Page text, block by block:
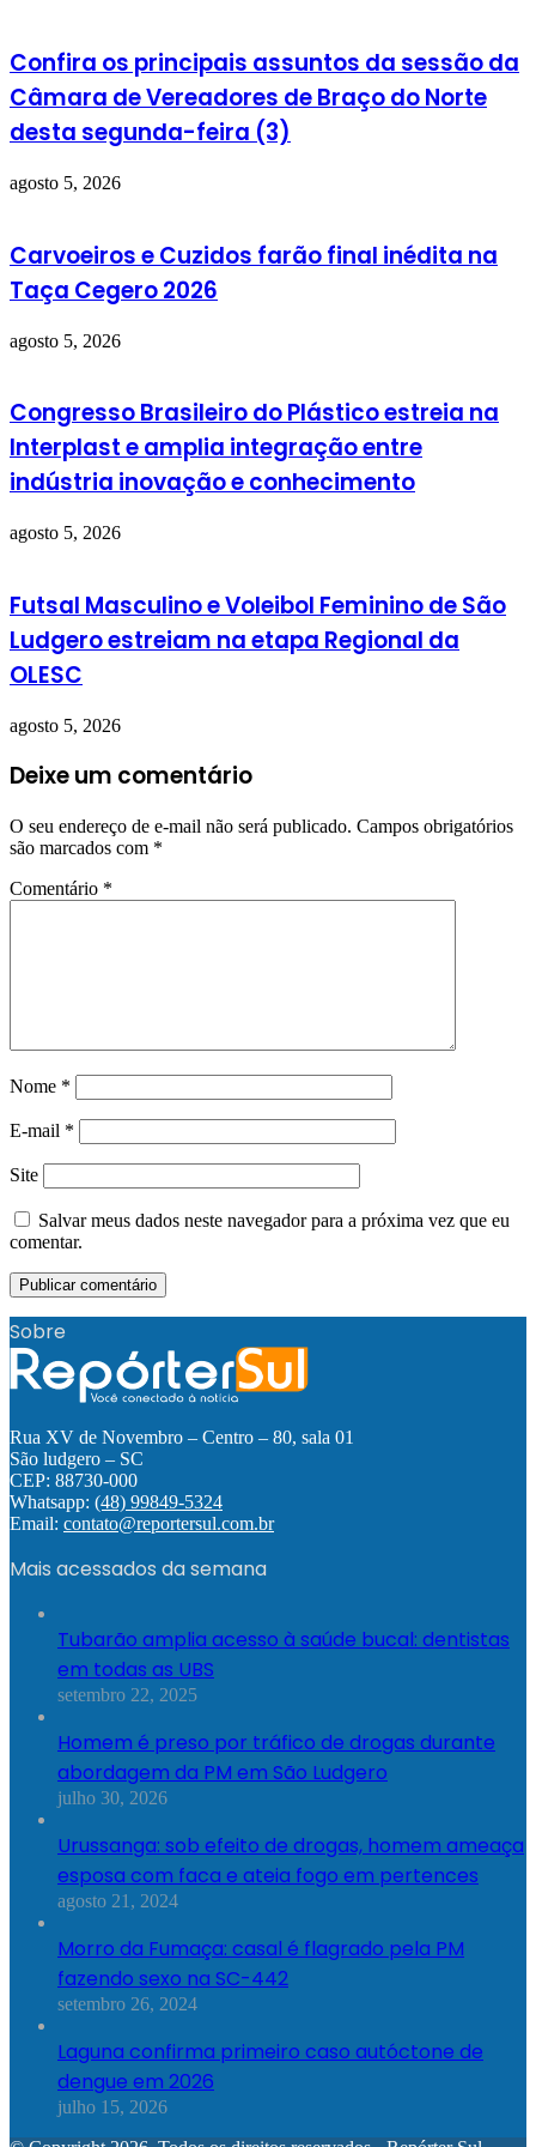
Confira os principais assuntos da sessão da
Câmara de Vereadores de Braço do Norte
desta segunda-feira (3)
agosto 5, 2026
Carvoeiros e Cuzidos farão final inédita na
Taça Cegero 2026
agosto 5, 2026
Congresso Brasileiro do Plástico estreia na
Interplast e amplia integração entre
indústria inovação e conhecimento
agosto 5, 2026
Futsal Masculino e Voleibol Feminino de São
Ludgero estreiam na etapa Regional da
OLESC
agosto 5, 2026
Deixe um comentário
O seu endereço de e-mail não será publicado. Campos obrigatórios
são marcados com *
Comentário *
Nome *
E-mail *
Site
Salvar meus dados neste navegador para a próxima vez que eu
comentar.
Sobre
Rua XV de Novembro – Centro – 80, sala 01
São ludgero – SC
CEP: 88730-000
Whatsapp: (48) 99849-5324
Email: contato@reportersul.com.br
Mais acessados da semana
Tubarão amplia acesso à saúde bucal: dentistas
em todas as UBS
setembro 22, 2025
Homem é preso por tráfico de drogas durante
abordagem da PM em São Ludgero
julho 30, 2026
Urussanga: sob efeito de drogas, homem ameaça
esposa com faca e ateia fogo em pertences
agosto 21, 2024
Morro da Fumaça: casal é flagrado pela PM
fazendo sexo na SC-442
setembro 26, 2024
Laguna confirma primeiro caso autóctone de
dengue em 2026
julho 15, 2026